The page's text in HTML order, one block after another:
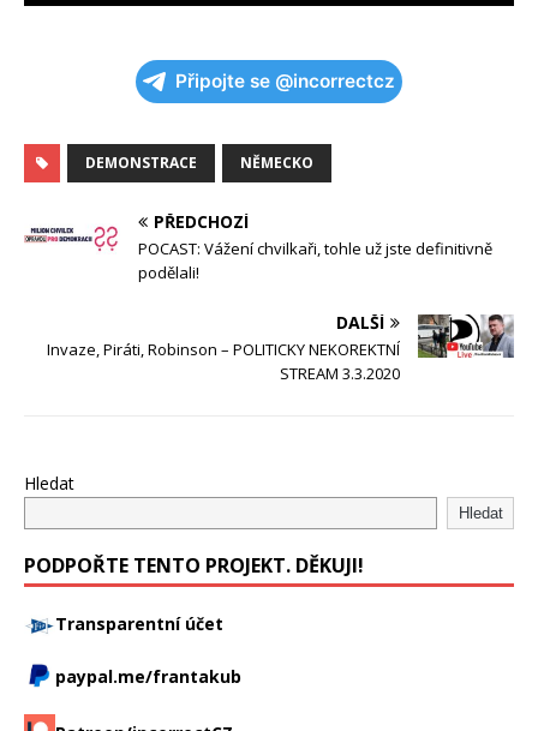
Připojte se @incorrectcz
DEMONSTRACE NĚMECKO
PŘEDCHOZÍ
POCAST: Vážení chvilkaři, tohle už jste definitivně
podělali!
DALŠÍ
Invaze, Piráti, Robinson – POLITICKY NEKOREKTNÍ
STREAM 3.3.2020
Hledat
Hledat
PODPOŘTE TENTO PROJEKT. DĚKUJI!
Transparentní účet
paypal.me/frantakub